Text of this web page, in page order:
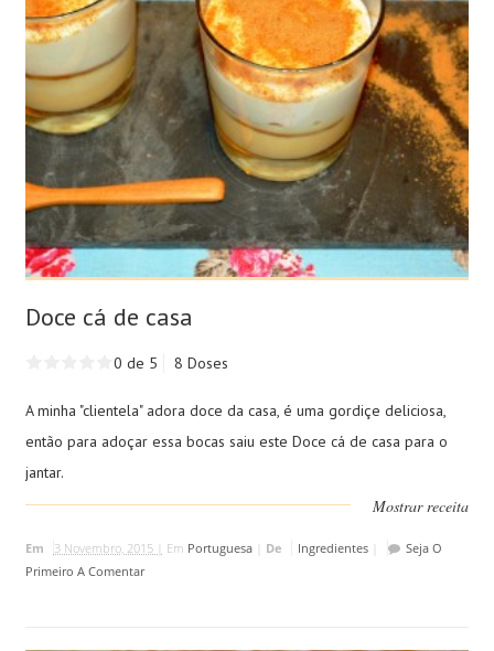
Doce cá de casa
0 de 5 8 Doses
A minha "clientela" adora doce da casa, é uma gordiçe deliciosa,
então para adoçar essa bocas saiu este Doce cá de casa para o
jantar.
Mostrar receita
Em 3 Novembro, 2015 | Em Portuguesa| De Ingredientes|
Seja O
Primeiro A Comentar